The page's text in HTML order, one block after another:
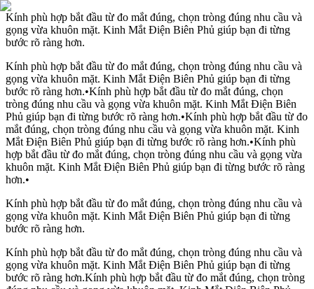
Kính phù hợp bắt đầu từ đo mắt đúng, chọn tròng đúng nhu cầu và
gọng vừa khuôn mặt. Kinh Mắt Điện Biên Phủ giúp bạn đi từng
bước rõ ràng hơn.
Kính phù hợp bắt đầu từ đo mắt đúng, chọn tròng đúng nhu cầu và
gọng vừa khuôn mặt. Kinh Mắt Điện Biên Phủ giúp bạn đi từng
bước rõ ràng hơn.•Kính phù hợp bắt đầu từ đo mắt đúng, chọn
tròng đúng nhu cầu và gọng vừa khuôn mặt. Kinh Mắt Điện Biên
Phủ giúp bạn đi từng bước rõ ràng hơn.•Kính phù hợp bắt đầu từ đo
mắt đúng, chọn tròng đúng nhu cầu và gọng vừa khuôn mặt. Kinh
Mắt Điện Biên Phủ giúp bạn đi từng bước rõ ràng hơn.•Kính phù
hợp bắt đầu từ đo mắt đúng, chọn tròng đúng nhu cầu và gọng vừa
khuôn mặt. Kinh Mắt Điện Biên Phủ giúp bạn đi từng bước rõ ràng
hơn.•
Kính phù hợp bắt đầu từ đo mắt đúng, chọn tròng đúng nhu cầu và
gọng vừa khuôn mặt. Kinh Mắt Điện Biên Phủ giúp bạn đi từng
bước rõ ràng hơn.
Kính phù hợp bắt đầu từ đo mắt đúng, chọn tròng đúng nhu cầu và
gọng vừa khuôn mặt. Kinh Mắt Điện Biên Phủ giúp bạn đi từng
bước rõ ràng hơn.Kính phù hợp bắt đầu từ đo mắt đúng, chọn tròng